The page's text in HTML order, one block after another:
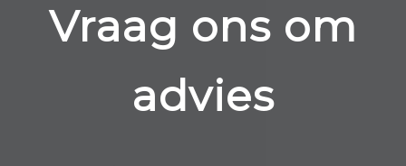
Vraag ons om
advies